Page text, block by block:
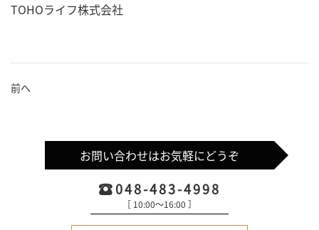
TOHOライフ株式会社
前へ
お問い合わせはお気軽にどうぞ
048-483-4998
［ 10:00〜16:00 ］